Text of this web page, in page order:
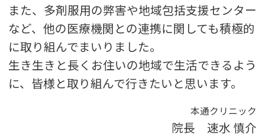
また、多剤服用の弊害や地域包括支援センター
など、他の医療機関との連携に関しても積極的
に取り組んでまいりました。
生き生きと長くお住いの地域で生活できるよう
に、皆様と取り組んで行きたいと思います。
本通クリニック
院長 速水 慎介